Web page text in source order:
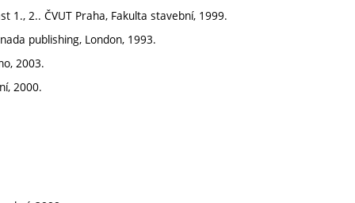
1., 2.. ČVUT Praha, Fakulta stavební, 1999.
publishing, London, 1993.
2003.
2000.